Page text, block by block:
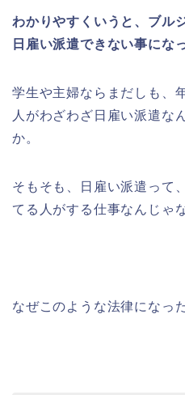
わかりやすくいうと、ブル
日雇い派遣できない事にな
学生や主婦ならまだしも、
人がわざわざ日雇い派遣な
か。
そもそも、日雇い派遣って
てる人がする仕事なんじゃ
なぜこのような法律になっ